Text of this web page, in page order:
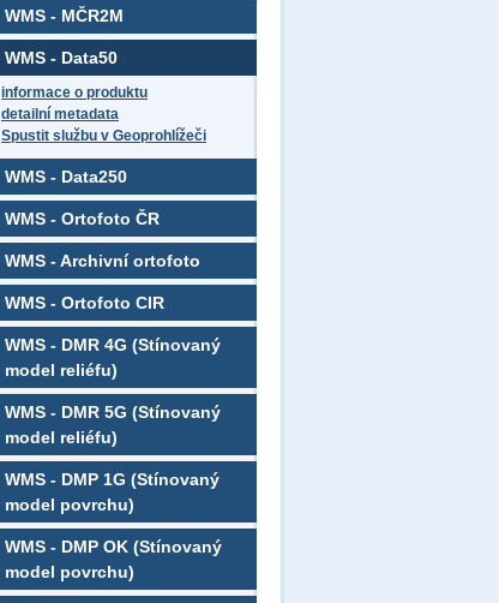
WMS - MČR2M
WMS - Data50
informace o produktu
detailní metadata
Spustit službu v Geoprohlížeči
WMS - Data250
WMS - Ortofoto ČR
WMS - Archivní ortofoto
WMS - Ortofoto CIR
WMS - DMR 4G (Stínovaný
model reliéfu)
WMS - DMR 5G (Stínovaný
model reliéfu)
WMS - DMP 1G (Stínovaný
model povrchu)
WMS - DMP OK (Stínovaný
model povrchu)